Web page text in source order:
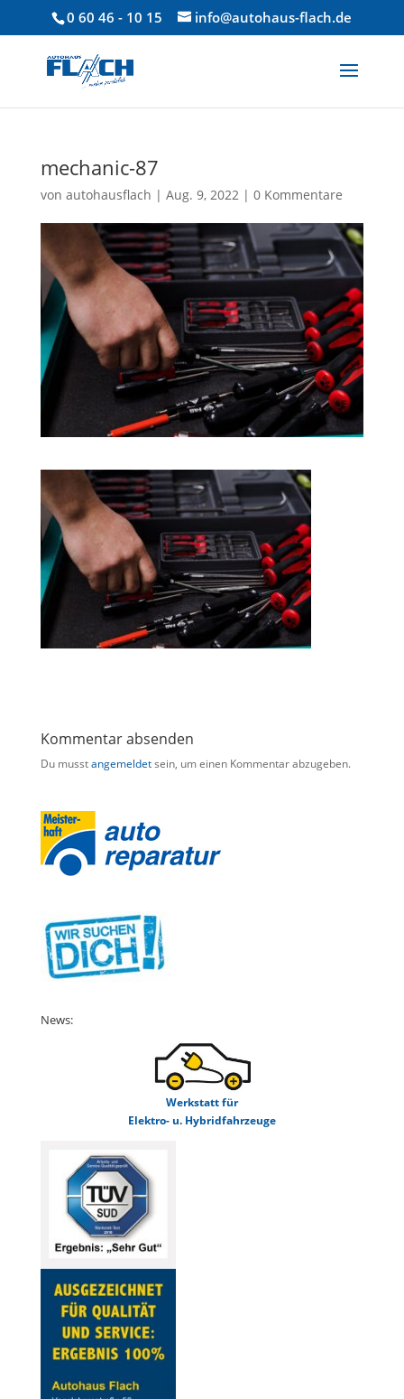
0 60 46 - 10 15 info@autohaus-flach.de
mechanic-87
von autohausflach | Aug. 9, 2022| 0 Kommentare
Kommentar absenden
Du musstangemeldetsein, um einen Kommentar abzugeben.
News:
Werkstatt für
Elektro- u. Hybridfahrzeuge